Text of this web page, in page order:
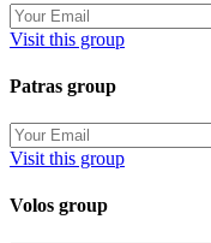
Visit this group
Patras group
Visit this group
Volos group